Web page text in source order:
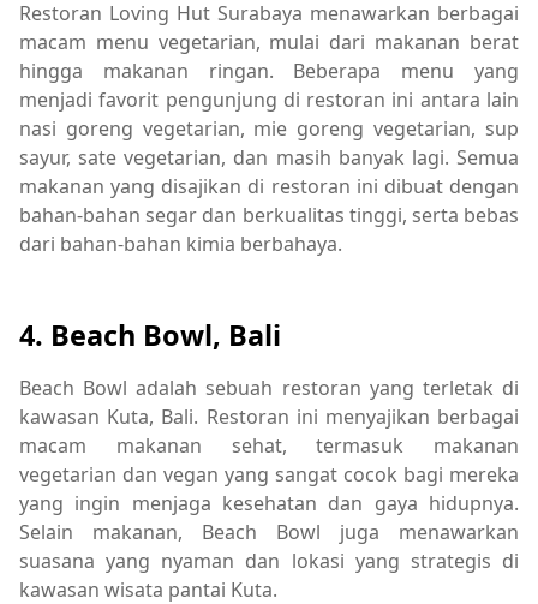
Restoran Loving Hut Surabaya menawarkan berbagai
macam menu vegetarian, mulai dari makanan berat
hingga makanan ringan. Beberapa menu yang
menjadi favorit pengunjung di restoran ini antara lain
nasi goreng vegetarian, mie goreng vegetarian, sup
sayur, sate vegetarian, dan masih banyak lagi. Semua
makanan yang disajikan di restoran ini dibuat dengan
bahan-bahan segar dan berkualitas tinggi, serta bebas
dari bahan-bahan kimia berbahaya.
4. Beach Bowl, Bali
Beach Bowl adalah sebuah restoran yang terletak di
kawasan Kuta, Bali. Restoran ini menyajikan berbagai
macam makanan sehat, termasuk makanan
vegetarian dan vegan yang sangat cocok bagi mereka
yang ingin menjaga kesehatan dan gaya hidupnya.
Selain makanan, Beach Bowl juga menawarkan
suasana yang nyaman dan lokasi yang strategis di
kawasan wisata pantai Kuta.